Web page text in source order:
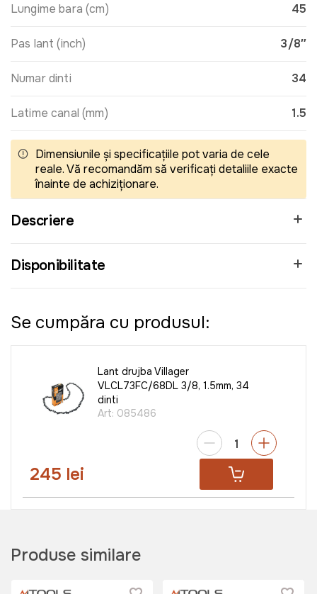
Lungime bara (cm) 45
Pas lant (inch) 3/8″
Numar dinti 34
Latime canal (mm) 1.5
Dimensiunile și specificațiile pot varia de cele
reale. Vă recomandăm să verificați detaliile exacte
înainte de achiziționare.
Descriere
Disponibilitate
Se cumpăra cu produsul:
Lant drujba Villager
VLCL73FC/68DL 3/8, 1.5mm, 34
dinti
Art: 085486
245 lei
Produse similare